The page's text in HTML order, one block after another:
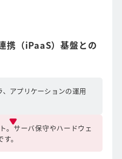
携（iPaaS）基盤との
アプリケーションの運用
。サーバ保守やハードウェ
。